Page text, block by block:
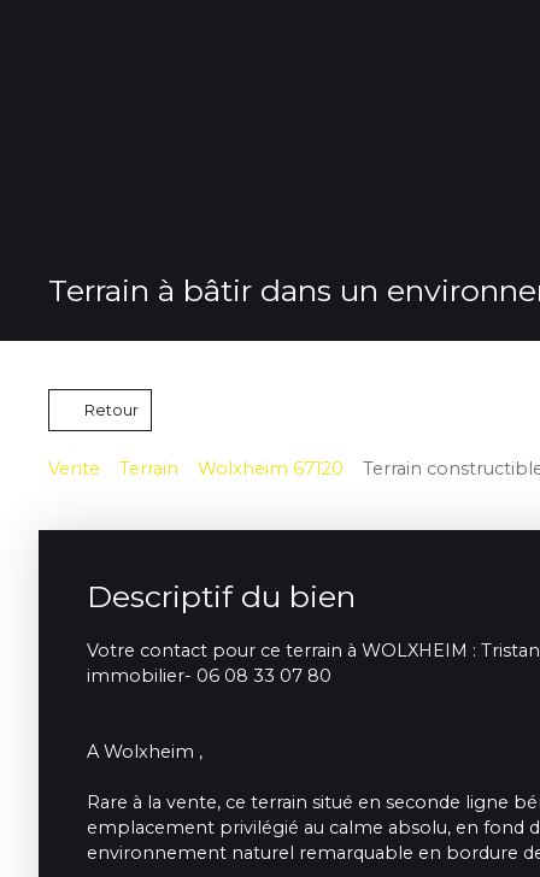
Terrain à bâtir dans un
Retour
Vente Terrain Wolxheim 67120 Terrain
Descriptif du bien
Votre contact pour ce terrain à WOLXHEIM :
immobilier- 06 08 33 07 80
A Wolxheim ,
Rare à la vente, ce terrain situé en seconde ligne
emplacement privilégié au calme absolu, en fond
environnement naturel remarquable en bordure